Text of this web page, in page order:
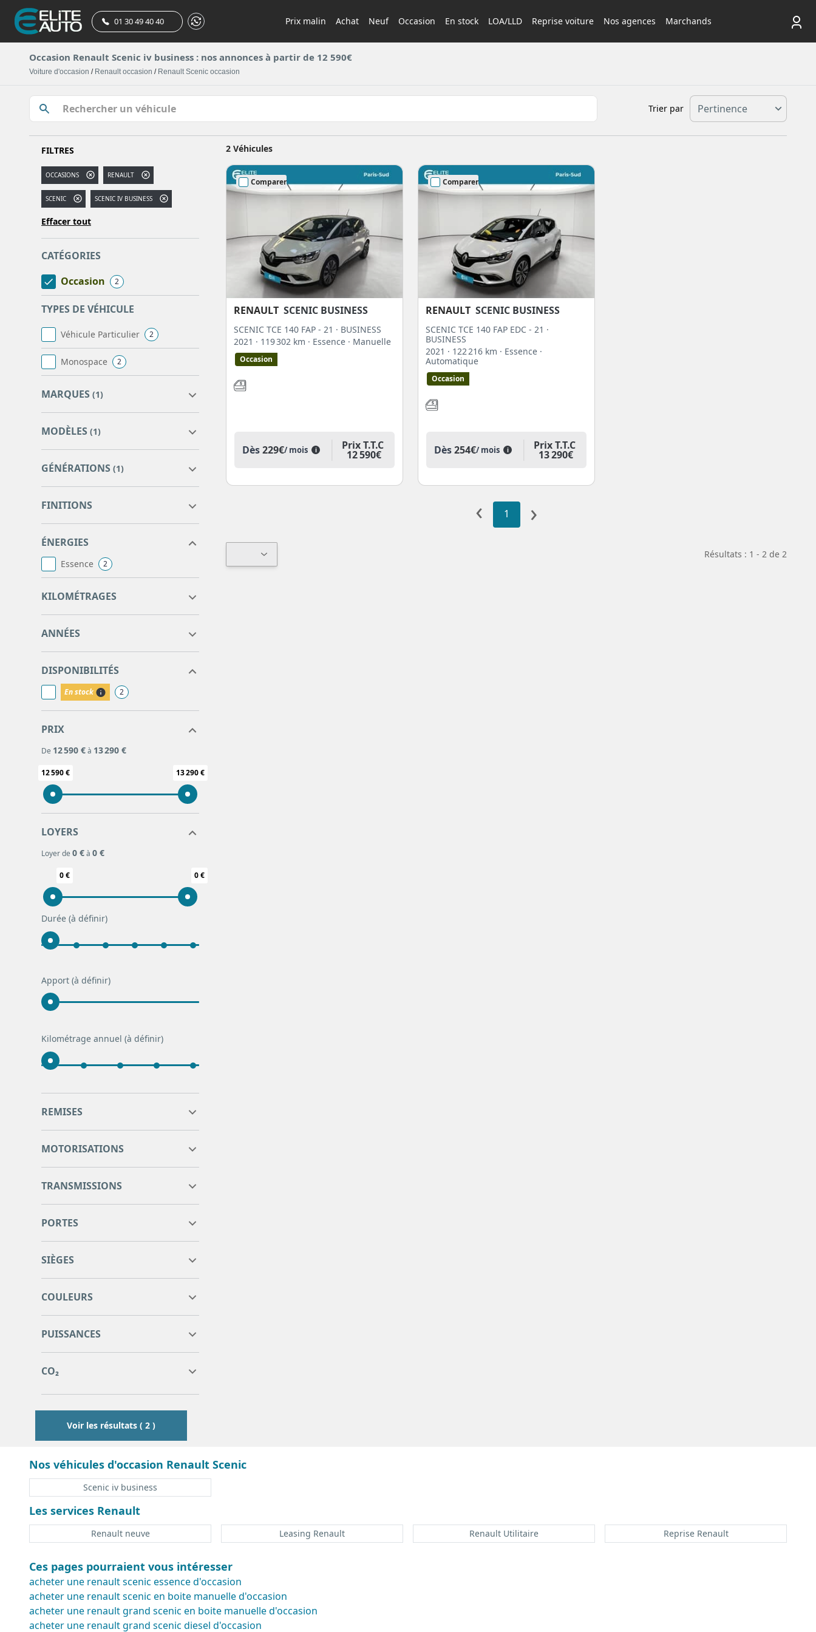
01 30 49 40 40 Prix malin Achat Neuf Occasion En stock LOA/LLD Reprise voiture Nos agences Marchands
Occasion Renault Scenic iv business : nos annonces à partir de 12 590€
Voiture d'occasion / Renault occasion / Renault Scenic occasion
Trier par
FILTRES
OCCASIONS RENAULT
SCENIC SCENIC IV BUSINESS
Effacer tout
CATÉGORIES
Occasion
2
TYPES DE VÉHICULE
Véhicule Particulier 2
Monospace 2
MARQUES (1)
RENAULT
MODÈLES (1)
SCENIC
GÉNÉRATIONS (1)
scenic iv business
0
SCENIC IV BUSINESS
FINITIONS
business 2
ÉNERGIES
Essence 2
KILOMÉTRAGES
ANNÉES
DISPONIBILITÉS
En stock 2
PRIX
De 12 590 €à 13 290 €
12 590 € 13 290 €
LOYERS
Loyer de 0 €à 0 €
0 € 0 €
Durée (à définir)
Apport (à définir)
Kilométrage annuel (à définir)
REMISES
MOTORISATIONS
scenic tce 140 fap 21 1
scenic tce 140 fap edc 21
TRANSMISSIONS
Automatique 1
Manuelle
PORTES
5 portes 2
SIÈGES
5 sièges 2
COULEURS
PUISSANCES
CO₂
Voir les résultats ( 2 )
2 Véhicules
Comparer
RENAULT SCENIC BUSINESS
SCENIC TCE 140 FAP - 21 · BUSINESS
2021 · 119 302 km · Essence · Manuelle
Occasion
Dès229€/ mois i Prix T.T.C
12 590€
Comparer
RENAULT SCENIC BUSINESS
SCENIC TCE 140 FAP EDC - 21 ·
BUSINESS
2021 · 122 216 km · Essence ·
Automatique
Occasion
Dès254€/ mois i Prix T.T.C
13 290€
‹ 1 ›
Résultats : 1 - 2 de 2
Nos véhicules d'occasion Renault Scenic
Scenic iv business
Les services Renault
Renault neuve Leasing Renault Renault Utilitaire Reprise Renault
Ces pages pourraient vous intéresser
acheter une renault scenic essence d'occasion
acheter une renault scenic en boite manuelle d'occasion
acheter une renault grand scenic en boite manuelle d'occasion
acheter une renault grand scenic diesel d'occasion